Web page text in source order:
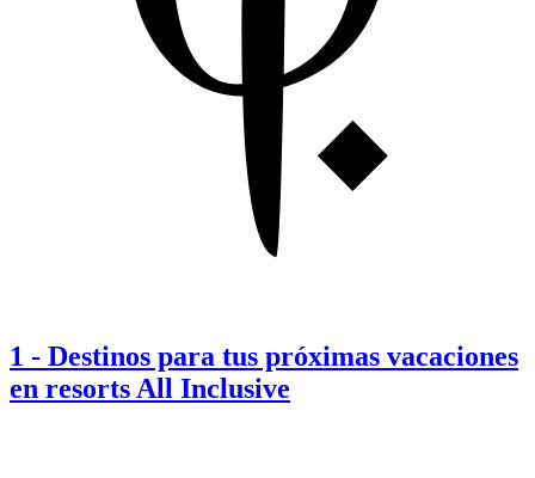
1 - Destinos para tus próximas vacaciones
en resorts All Inclusive